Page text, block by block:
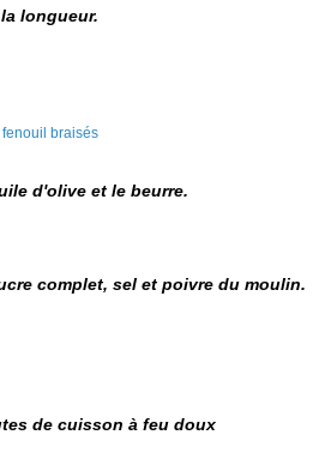
longueur.
d'olive et le beurre.
complet, sel et poivre du moulin.
de cuisson à feu doux